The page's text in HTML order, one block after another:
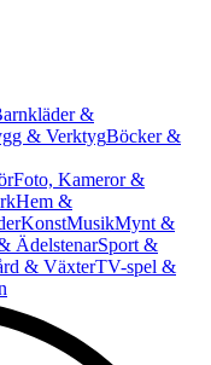
&
& VerktygBöcker &
Foto, Kameror &
Hem &
KonstMusikMynt &
ÄdelstenarSport &
& VäxterTV-spel &